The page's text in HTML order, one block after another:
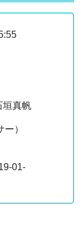
垣真帆
）
01-